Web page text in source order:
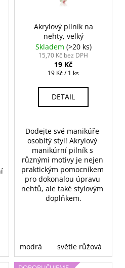
Akrylový pilník na
nehty, velký
Skladem (>20 ks)
15,70 Kč bez DPH
19 Kč
Měrná
19 Kč / 1 ks
DETAIL
Dodejte své manikúře
osobitý styl! Akrylový
manikúrní pilník s
různými motivy je nejen
praktickým pomocníkem
pro dokonalou úpravu
nehtů, ale také stylovým
doplňkem.
modrá světle růžová